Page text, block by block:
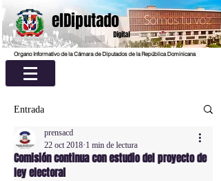
elDiputado
Digital
Organo Informativo de la Cámara de Diputados de la República Dominicana
Entrada
Comisión continua con estudio del proyecto de
ley electoral
prensacd
22 oct 2018 1 min de lectura